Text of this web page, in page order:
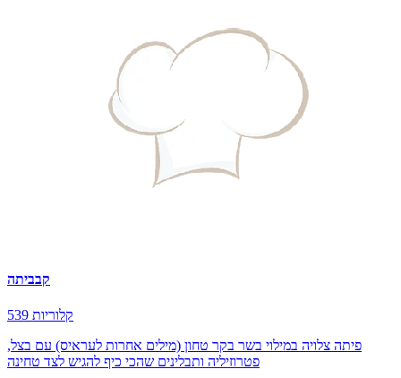
קבביתה
539 קלוריות
פיתה צלויה במילוי בשר בקר טחון (מילים אחרות לעראיס) עם בצל,
פטרוזיליה ותבלינים שהכי כיף להגיש לצד טחינה